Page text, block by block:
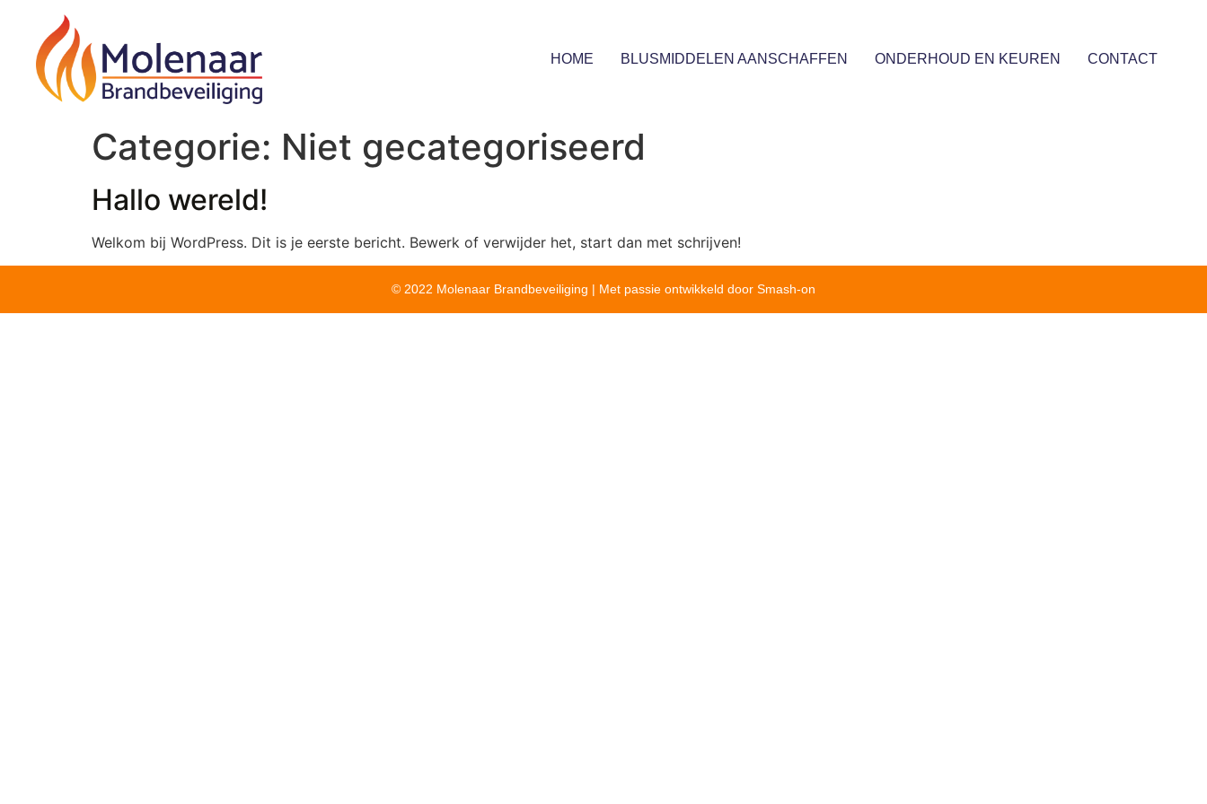
HOME BLUSMIDDELEN AANSCHAFFEN ONDERHOUD EN KEUREN CONTACT
Categorie: Niet gecategoriseerd
Hallo wereld!
Welkom bij WordPress. Dit is je eerste bericht. Bewerk of verwijder het, start dan met schrijven!
© 2022 Molenaar Brandbeveiliging | Met passie ontwikkeld door Smash-on